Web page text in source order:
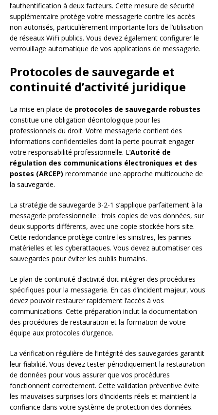
l’authentification à deux facteurs. Cette mesure de sécurité
supplémentaire protège votre messagerie contre les accès
non autorisés, particulièrement importante lors de l’utilisation
de réseaux WiFi publics. Vous devez également configurer le
verrouillage automatique de vos applications de messagerie.
Protocoles de sauvegarde et
continuité d’activité juridique
La mise en place de protocoles de sauvegarde robustes
constitue une obligation déontologique pour les
professionnels du droit. Votre messagerie contient des
informations confidentielles dont la perte pourrait engager
votre responsabilité professionnelle. L’Autorité de
régulation des communications électroniques et des
postes (ARCEP) recommande une approche multicouche de
la sauvegarde.
La stratégie de sauvegarde 3-2-1 s’applique parfaitement à la
messagerie professionnelle : trois copies de vos données, sur
deux supports différents, avec une copie stockée hors site.
Cette redondance protège contre les sinistres, les pannes
matérielles et les cyberattaques. Vous devez automatiser ces
sauvegardes pour éviter les oublis humains.
Le plan de continuité d’activité doit intégrer des procédures
spécifiques pour la messagerie. En cas d’incident majeur, vous
devez pouvoir restaurer rapidement l’accès à vos
communications. Cette préparation inclut la documentation
des procédures de restauration et la formation de votre
équipe aux protocoles d’urgence.
La vérification régulière de l’intégrité des sauvegardes garantit
leur fiabilité. Vous devez tester périodiquement la restauration
de données pour vous assurer que vos procédures
fonctionnent correctement. Cette validation préventive évite
les mauvaises surprises lors d’incidents réels et maintient la
confiance dans votre système de protection des données.